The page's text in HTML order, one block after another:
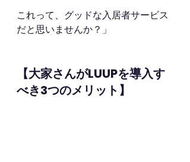
これって、グッドな入居者サービス
だと思いませんか？」
【大家さんがLUUPを導入す
べき3つのメリット】